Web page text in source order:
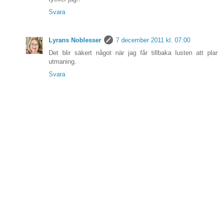
Svara
Lyrans Noblesser
7 december 2011 kl. 07:00
Det blir säkert något när jag får tillbaka lusten att
utmaning.
Svara